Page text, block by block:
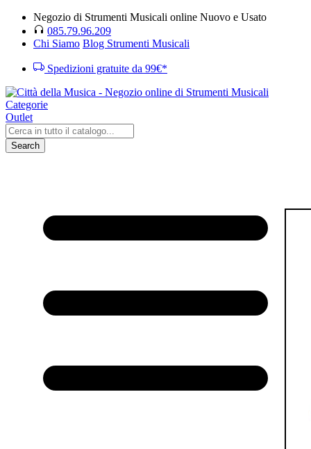
Negozio di Strumenti Musicali online Nuovo e Usato
085.79.96.209
Chi Siamo Blog Strumenti Musicali
Spedizioni gratuite da 99€*
Categorie
Outlet
Search